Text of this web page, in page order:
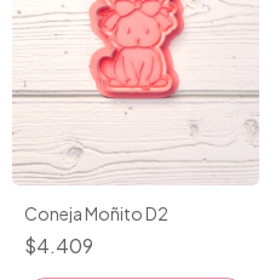
Coneja Moñito D2
$4.409